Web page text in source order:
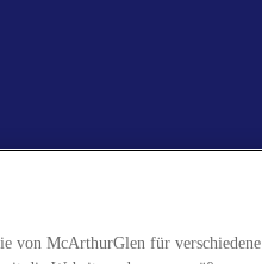
von McArthurGlen für verschiedene